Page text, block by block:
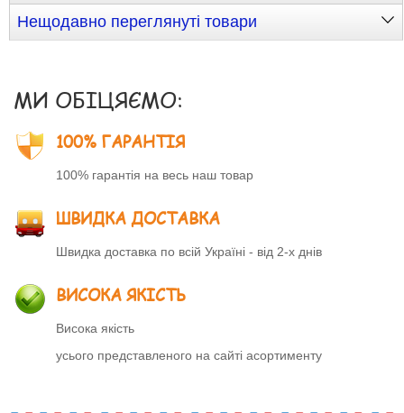
Нещодавно переглянуті товари
МИ ОБІЦЯЄМО:
100% ГАРАНТІЯ
100% гарантія на весь наш товар
ШВИДКА ДОСТАВКА
Швидка доставка по всій Україні - від 2-х днів
ВИСОКА ЯКІСТЬ
Висока якість
усього представленого на сайті асортименту